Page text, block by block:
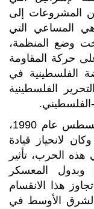
المشروعات إلى
المساعي التي
وضع المنظمة،
حركة المقاومة
الفلسطينية في
الفلسطينية
الفلسطيني.
وأحدث الغزو العراقي للكويت في أغسطس عام 1990،
لانحياز قيادة
الحرب، تأثير
وبدول المعسكر
هذا الانقسام
الأوسط في